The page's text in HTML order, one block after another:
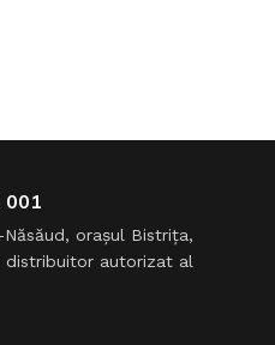
001
oraşul Bistriţa,
distribuitor autorizat al